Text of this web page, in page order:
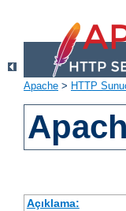
Apache > HTTP
Açıklama: